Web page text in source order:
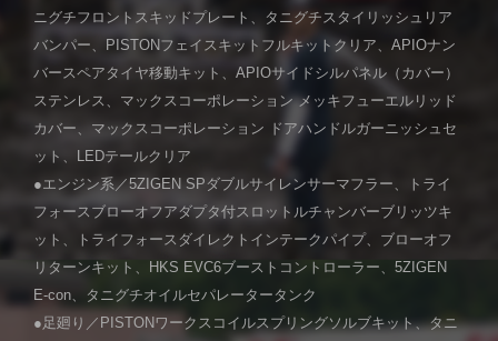
ニグチフロントスキッドプレート、タニグチスタイリッシュリア
バンパー、PISTONフェイスキットフルキットクリア、APIOナン
バースペアタイヤ移動キット、APIOサイドシルパネル（カバー）
ステンレス、マックスコーポレーション メッキフューエルリッド
カバー、マックスコーポレーション ドアハンドルガーニッシュセ
ット、LEDテールクリア
●エンジン系／5ZIGEN SPダブルサイレンサーマフラー、トライ
フォースブローオフアダプタ付スロットルチャンバーブリッツキ
ット、トライフォースダイレクトインテークパイプ、ブローオフ
リターンキット、HKS EVC6ブーストコントローラー、5ZIGEN
E-con、タニグチオイルセパレータータンク
●足廻り／PISTONワークスコイルスプリングソルブキット、タニ